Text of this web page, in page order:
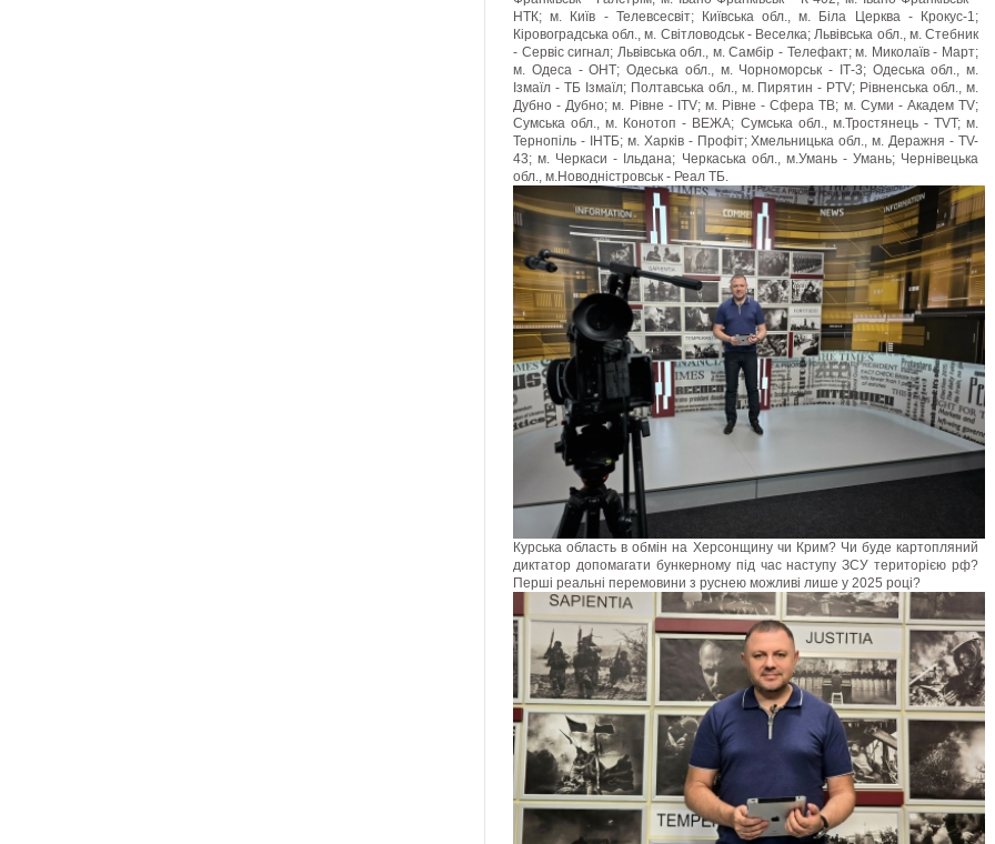
НТК; м. Київ - Телевсесвіт; Київська обл., м. Біла Церква - Крокус-1;
Кіровоградська обл., м. Світловодськ - Веселка; Львівська обл., м. Стебник
- Сервіс сигнал; Львівська обл., м. Самбір - Телефакт; м. Миколаїв - Март;
м. Одеса - ОНТ; Одеська обл., м. Чорноморськ - ІТ-3; Одеська обл., м.
Ізмаїл - ТБ Ізмаїл; Полтавська обл., м. Пирятин - PTV; Рівненська обл., м.
Дубно - Дубно; м. Рівне - ITV; м. Рівне - Сфера ТВ; м. Суми - Академ TV;
Сумська обл., м. Конотоп - ВЕЖА; Сумська обл., м.Тростянець - TVT; м.
Тернопіль - ІНТБ; м. Харків - Профіт; Хмельницька обл., м. Деражня - TV-
43; м. Черкаси - Ільдана; Черкаська обл., м.Умань - Умань; Чернівецька
обл., м.Новодністровськ - Реал ТБ.
Курська область в обмін на Херсонщину чи Крим? Чи буде картопляний
диктатор допомагати бункерному під час наступу ЗСУ територією рф?
Перші реальні перемовини з руснею можливі лише у 2025 році?